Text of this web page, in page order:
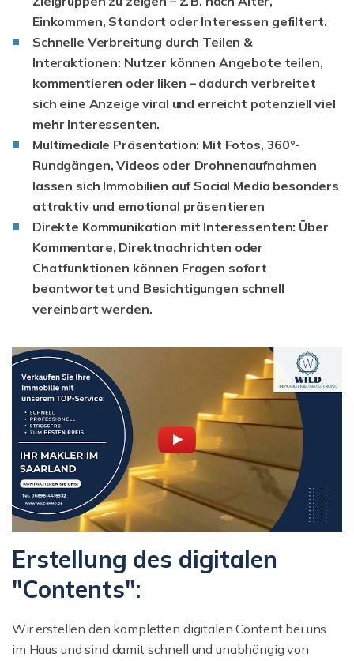
Einkommen, Standort oder Interessen gefiltert.
Schnelle Verbreitung durch Teilen &
Interaktionen: Nutzer können Angebote teilen,
kommentieren oder liken – dadurch verbreitet
sich eine Anzeige viral und erreicht potenziell viel
mehr Interessenten.
Multimediale Präsentation: Mit Fotos, 360°-
Rundgängen, Videos oder Drohnenaufnahmen
lassen sich Immobilien auf Social Media besonders
attraktiv und emotional präsentieren
Direkte Kommunikation mit Interessenten: Über
Kommentare, Direktnachrichten oder
Chatfunktionen können Fragen sofort
beantwortet und Besichtigungen schnell
vereinbart werden.
Erstellung des digitalen
"Contents":
Wir erstellen den kompletten digitalen Content bei uns
im Haus und sind damit schnell und unabhängig von